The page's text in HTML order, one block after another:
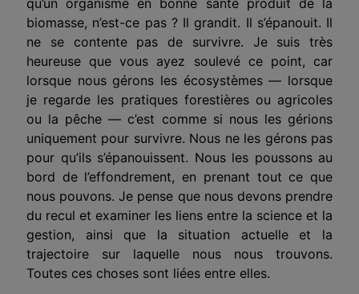
qu’un organisme en bonne santé produit de la
biomasse, n’est-ce pas ? Il grandit. Il s’épanouit. Il
ne se contente pas de survivre. Je suis très
heureuse que vous ayez soulevé ce point, car
lorsque nous gérons les écosystèmes — lorsque
je regarde les pratiques forestières ou agricoles
ou la pêche — c’est comme si nous les gérions
uniquement pour survivre. Nous ne les gérons pas
pour qu’ils s’épanouissent. Nous les poussons au
bord de l’effondrement, en prenant tout ce que
nous pouvons. Je pense que nous devons prendre
du recul et examiner les liens entre la science et la
gestion, ainsi que la situation actuelle et la
trajectoire sur laquelle nous nous trouvons.
Toutes ces choses sont liées entre elles.